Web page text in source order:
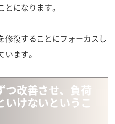
になります。
修復することにフォーカスし
ます。
つ改善させ、負荷
いけないというこ